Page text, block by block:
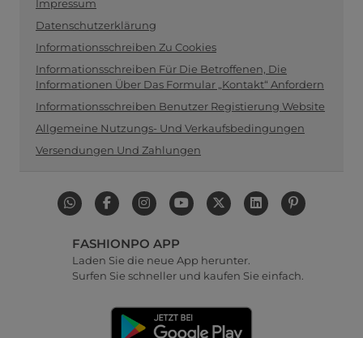
Impressum
Datenschutzerklärung
Informationsschreiben Zu Cookies
Informationsschreiben Für Die Betroffenen, Die
Informationen Über Das Formular „Kontakt“ Anfordern
Informationsschreiben Benutzer Registierung Website
Allgemeine Nutzungs- Und Verkaufsbedingungen
Versendungen Und Zahlungen
FASHIONPO APP
Laden Sie die neue App herunter.
Surfen Sie schneller und kaufen Sie einfach.